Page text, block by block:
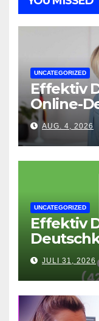
UNCATEGORIZED
Effektiv
Online-
flexible
AUG. 4, 2026
UNCATEGORIZED
Effektiv
JULI 31, 2026